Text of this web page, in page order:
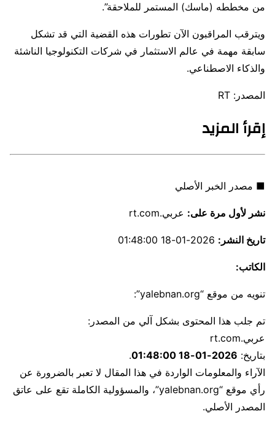
من مخططه (ماسك) المستمر للملاحقة”.
ويترقب المراقبون الآن تطورات هذه القضية التي قد تشكل
سابقة مهمة في عالم الاستثمار في شركات التكنولوجيا الناشئة
والذكاء الاصطناعي.
المصدر: RT
إقرأ المزيد
■ مصدر الخبر الأصلي
نشر لأول مرة على: عربي.rt.com
تاريخ النشر: 2026-01-18 01:48:00
الكاتب:
تنويه من موقع “yalebnan.org”:
تم جلب هذا المحتوى بشكل آلي من المصدر:
عربي.rt.com
بتاريخ: 2026-01-18 01:48:00
.
الآراء والمعلومات الواردة في هذا المقال لا تعبر بالضرورة عن
رأي موقع “yalebnan.org”، والمسؤولية الكاملة تقع على عاتق
المصدر الأصلي.